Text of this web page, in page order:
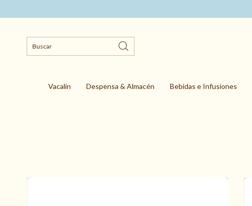
Vacalin Despensa & Almacén Bebidas e Infusiones